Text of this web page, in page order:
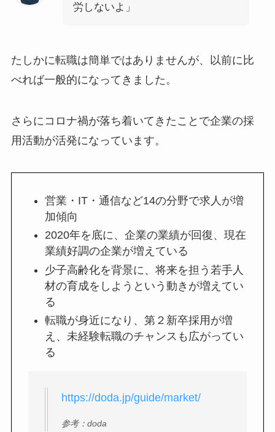
労しないよ」
たしかに転職は簡単ではありませんが、以前に比
べれば一般的になってきました。
さらにコロナ禍が落ち着いてきたことで企業の採
用活動が活発になっています。
営業・IT・通信など14の分野で求人が増
加傾向
2020年を底に、企業の業績が回復、現在
業績好調の企業が増えている
少子高齢化を背景に、将来を担う若手人
材の育成をしようという動きが増えてい
る
転職が身近になり、第２新卒採用が増
え、未経験転職のチャンスも広がってい
る
https://doda.jp/guide/market/
参考：doda